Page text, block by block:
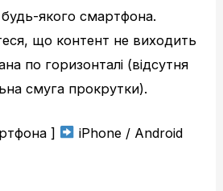
якого смартфона.
що контент не виходить
по горизонталі (відсутня
смуга прокрутки).
] iPhone / Android